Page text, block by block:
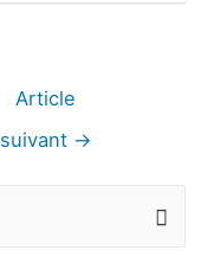
Article
suivant →